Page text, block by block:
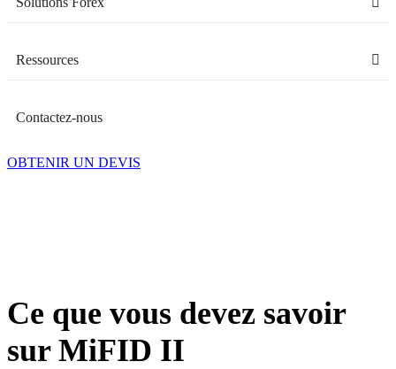
Ressources
Contactez-nous
OBTENIR UN DEVIS
Ce que vous devez savoir
sur MiFID II